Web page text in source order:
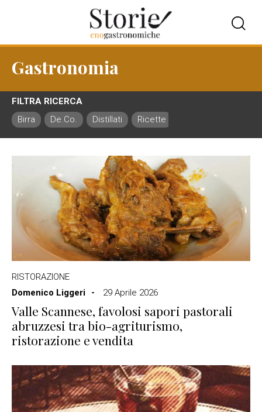
Gastronomia
FILTRA RICERCA
Birra
De.Co. Distillati Ricette
RISTORAZIONE
Domenico Liggeri
29 Aprile 2026
Valle Scannese, favolosi sapori pastorali
abruzzesi tra bio-agriturismo,
ristorazione e vendita